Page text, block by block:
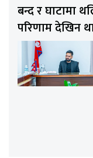
बन्द र घाटामा
परिणाम देखिन